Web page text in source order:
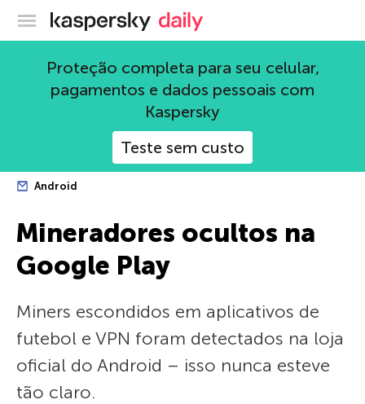
Blog oficial da Kaspersky
Proteção completa para seu celular,
pagamentos e dados pessoais com
Kaspersky
Teste sem custo
Android
Mineradores ocultos na
Google Play
Miners escondidos em aplicativos de
futebol e VPN foram detectados na loja
oficial do Android – isso nunca esteve
tão claro.